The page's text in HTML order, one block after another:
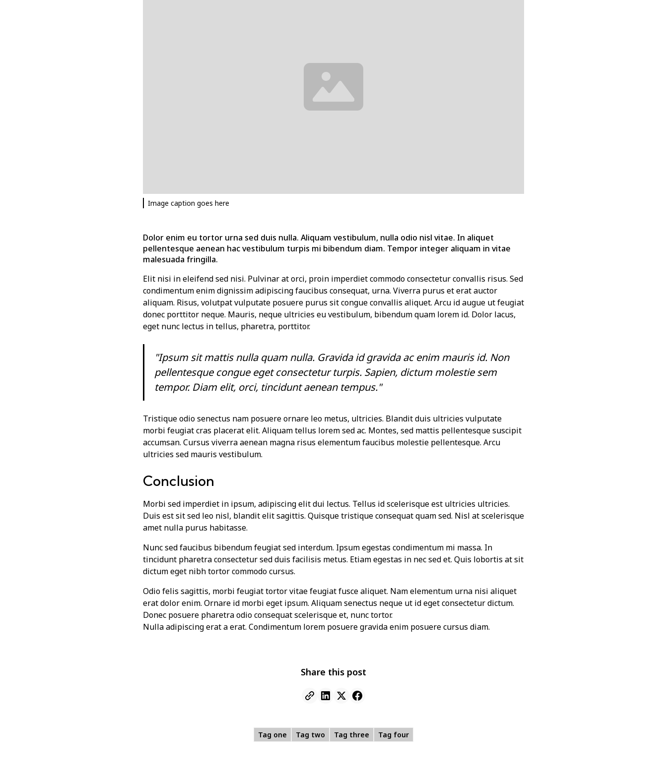
Image caption goes here
Dolor enim eu tortor urna sed duis nulla. Aliquam vestibulum, nulla odio nisl vitae. In aliquet
pellentesque aenean hac vestibulum turpis mi bibendum diam. Tempor integer aliquam in vitae
malesuada fringilla.
Elit nisi in eleifend sed nisi. Pulvinar at orci, proin imperdiet commodo consectetur convallis risus. Sed
condimentum enim dignissim adipiscing faucibus consequat, urna. Viverra purus et erat auctor
aliquam. Risus, volutpat vulputate posuere purus sit congue convallis aliquet. Arcu id augue ut feugiat
donec porttitor neque. Mauris, neque ultricies eu vestibulum, bibendum quam lorem id. Dolor lacus,
eget nunc lectus in tellus, pharetra, porttitor.
"Ipsum sit mattis nulla quam nulla. Gravida id gravida ac enim mauris id. Non
pellentesque congue eget consectetur turpis. Sapien, dictum molestie sem
tempor. Diam elit, orci, tincidunt aenean tempus."
Tristique odio senectus nam posuere ornare leo metus, ultricies. Blandit duis ultricies vulputate
morbi feugiat cras placerat elit. Aliquam tellus lorem sed ac. Montes, sed mattis pellentesque suscipit
accumsan. Cursus viverra aenean magna risus elementum faucibus molestie pellentesque. Arcu
ultricies sed mauris vestibulum.
Conclusion
Morbi sed imperdiet in ipsum, adipiscing elit dui lectus. Tellus id scelerisque est ultricies ultricies.
Duis est sit sed leo nisl, blandit elit sagittis. Quisque tristique consequat quam sed. Nisl at scelerisque
amet nulla purus habitasse.
Nunc sed faucibus bibendum feugiat sed interdum. Ipsum egestas condimentum mi massa. In
tincidunt pharetra consectetur sed duis facilisis metus. Etiam egestas in nec sed et. Quis lobortis at sit
dictum eget nibh tortor commodo cursus.
Odio felis sagittis, morbi feugiat tortor vitae feugiat fusce aliquet. Nam elementum urna nisi aliquet
erat dolor enim. Ornare id morbi eget ipsum. Aliquam senectus neque ut id eget consectetur dictum.
Donec posuere pharetra odio consequat scelerisque et, nunc tortor.
Nulla adipiscing erat a erat. Condimentum lorem posuere gravida enim posuere cursus diam.
Share this post
Tag one Tag two Tag three Tag four